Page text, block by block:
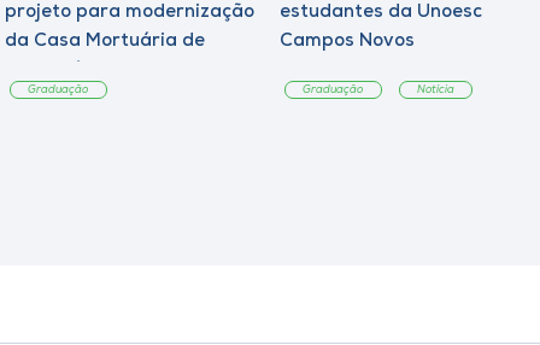
projeto para modernização
da Casa Mortuária de
Graduação
estudantes da Unoesc
Campos Novos
Graduação Notícia